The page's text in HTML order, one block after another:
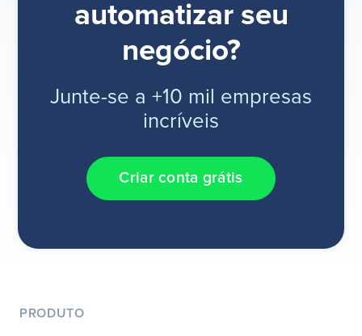
automatizar seu
negócio?
Junte-se a +10 mil empresas
incríveis
Criar conta grátis
PRODUTO